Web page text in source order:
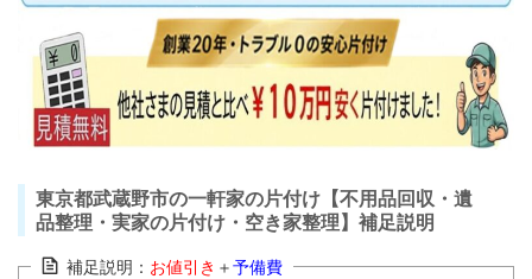
東京都武蔵野市の一軒家の片付け【不用品回収・遺
品整理・実家の片付け・空き家整理】補足説明
補足説明： お値引き ＋予備費